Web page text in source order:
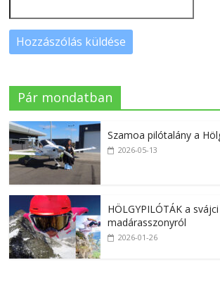
Pár mondatban
Szamoa pilótalány a
2026-05-13
HÖLGYPILÓTÁK a svájci
madárasszonyról
2026-01-26